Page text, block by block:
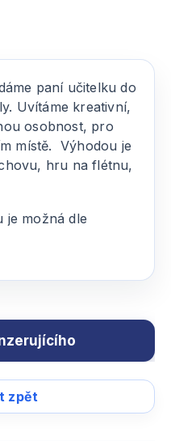
paní učitelku do
Uvítáme kreativní,
osobnost, pro
místě. Výhodou je
hru na flétnu,
je možná dle
zpět